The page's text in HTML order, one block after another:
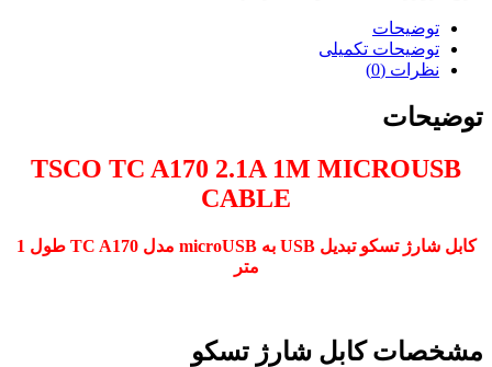
توضیحات
توضیحات تکمیلی
نظرات (0)
توضیحات
TSCO TC A170 2.1A 1M MICROUSB
CABLE
کابل شارژ تسکو تبدیل USB به microUSB مدل TC A170 طول 1
متر
مشخصات کابل شارژ تسکو